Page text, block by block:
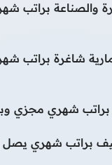
والصناعة براتب
شاغرة براتب
شهري مجزي